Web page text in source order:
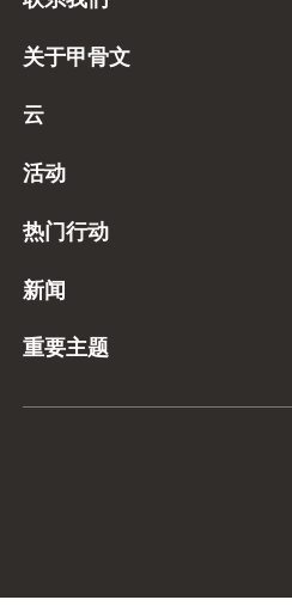
关于甲骨文
云
活动
热门行动
新闻
重要主题